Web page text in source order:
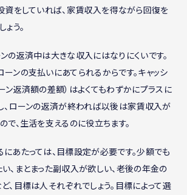
資をしていれば、家賃収入を得ながら回復を
う。
の返済中は大きな収入にはなりにくいです。
ンの支払いにあてられるからです。キャッシ
ン返済額の差額）はよくてもわずかにプラスに
、ローンの返済が終われば以後は家賃収入が
で、生活を支えるのに役立ちます。
あたっては、目標設定が必要です。少額でも
、まとまった副収入が欲しい、老後の年金の
、目標は人それぞれでしょう。目標によって選